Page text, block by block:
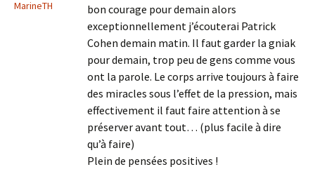
MarineTH
bon courage pour demain alors
exceptionnellement j’écouterai Patrick
Cohen demain matin. Il faut garder la gniak
pour demain, trop peu de gens comme vous
ont la parole. Le corps arrive toujours à faire
des miracles sous l’effet de la pression, mais
effectivement il faut faire attention à se
préserver avant tout… (plus facile à dire
qu’à faire)
Plein de pensées positives !